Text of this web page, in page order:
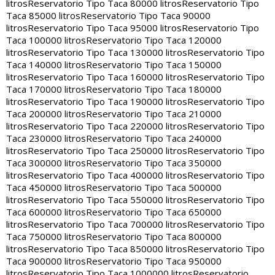
litrosReservatorio Tipo Taca 80000 litrosReservatorio Tipo
Taca 85000 litrosReservatorio Tipo Taca 90000
litrosReservatorio Tipo Taca 95000 litrosReservatorio Tipo
Taca 100000 litrosReservatorio Tipo Taca 120000
litrosReservatorio Tipo Taca 130000 litrosReservatorio Tipo
Taca 140000 litrosReservatorio Tipo Taca 150000
litrosReservatorio Tipo Taca 160000 litrosReservatorio Tipo
Taca 170000 litrosReservatorio Tipo Taca 180000
litrosReservatorio Tipo Taca 190000 litrosReservatorio Tipo
Taca 200000 litrosReservatorio Tipo Taca 210000
litrosReservatorio Tipo Taca 220000 litrosReservatorio Tipo
Taca 230000 litrosReservatorio Tipo Taca 240000
litrosReservatorio Tipo Taca 250000 litrosReservatorio Tipo
Taca 300000 litrosReservatorio Tipo Taca 350000
litrosReservatorio Tipo Taca 400000 litrosReservatorio Tipo
Taca 450000 litrosReservatorio Tipo Taca 500000
litrosReservatorio Tipo Taca 550000 litrosReservatorio Tipo
Taca 600000 litrosReservatorio Tipo Taca 650000
litrosReservatorio Tipo Taca 700000 litrosReservatorio Tipo
Taca 750000 litrosReservatorio Tipo Taca 800000
litrosReservatorio Tipo Taca 850000 litrosReservatorio Tipo
Taca 900000 litrosReservatorio Tipo Taca 950000